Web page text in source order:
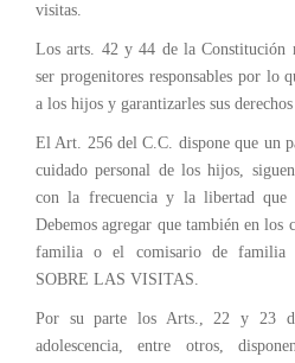
visitas.
Los arts. 42 y 44 de la Constitución
ser progenitores responsables por lo
a los hijos y garantizarles sus
El Art. 256 del C.C. dispone que un
cuidado personal de los hijos,
con la frecuencia y la libertad que
Debemos agregar que también en los
familia o el comisario de familia
SOBRE LAS VISITAS.
Por su parte los Arts., 22 y 23
adolescencia, entre otros,